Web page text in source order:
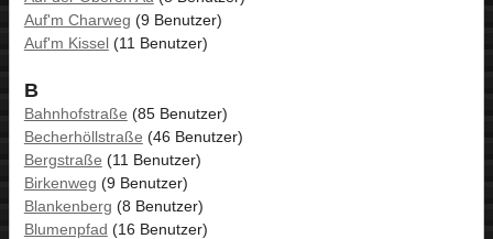
Auf'm Charweg (9 Benutzer)
Auf'm Kissel(11 Benutzer)
B
Bahnhofstraße (85 Benutzer)
Becherhöllstraße (46 Benutzer)
Bergstraße (11 Benutzer)
Birkenweg (9 Benutzer)
Blankenberg (8 Benutzer)
Blumenpfad (16 Benutzer)